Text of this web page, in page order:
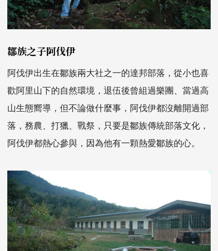
鄒族之子阿伐伊
阿伐伊出生在鄒族兩大社之一的達邦部落，從小也喜
歡阿里山下的自然環境，退伍後曾組過樂團、當過高
山生態嚮導，但不論做什麼事，阿伐伊都沒離開過部
落，務農、打獵、戰祭，只要是鄒族傳統部落文化，
阿伐伊都熱心參與，因為他有一顆熱愛鄒族的心。